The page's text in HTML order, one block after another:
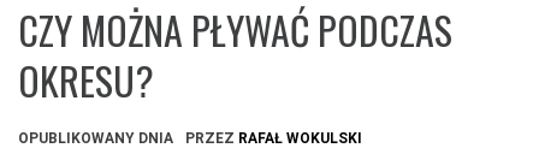
CZY MOŻNA PŁYWAĆ PODCZAS
OKRESU?
OPUBLIKOWANY DNIA PRZEZ RAFAŁ WOKULSKI